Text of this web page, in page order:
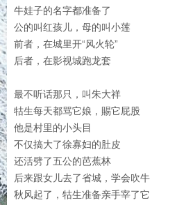
牛娃子的名字都准备了
公的叫红孩儿，母的叫小莲
前者，在城里开“风火轮”
后者，在影视城跑龙套
最不听话那只，叫朱大祥
牯生每天都骂它娘，賜它屁股
他是村里的小头目
不仅搞大了徐寡妇的肚皮
还活劈了五公的芭蕉林
后来跟女儿去了省城，学会吹牛
秋风起了，牯生准备亲手宰了它